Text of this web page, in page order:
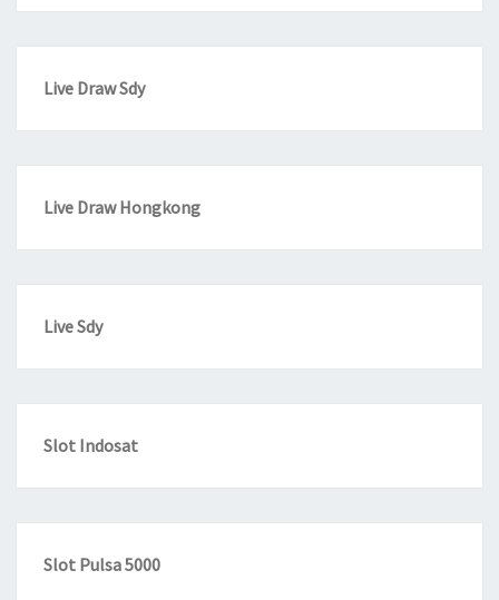
Live Draw Sdy
Live Draw Hongkong
Live Sdy
Slot Indosat
Slot Pulsa 5000